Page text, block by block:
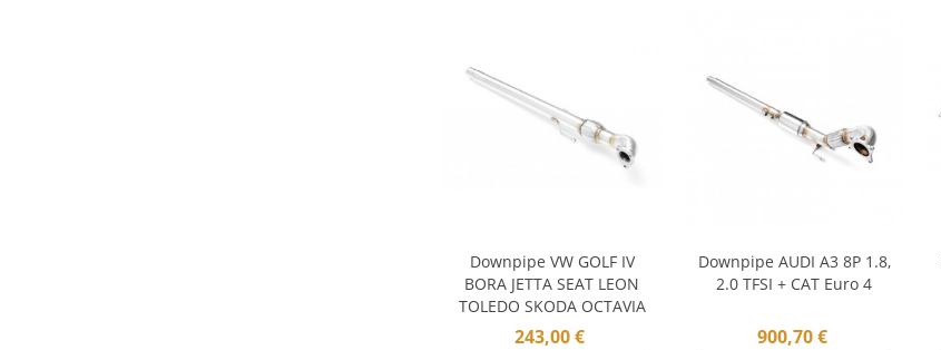
Į krepšelį
Downpipe VW GOLF IV
BORA JETTA SEAT LEON
TOLEDO SKODA OCTAVIA
AUDI A3
243,00 €
Į krepšelį
Downpipe AUDI A3 8P 1.8,
2.0 TFSI + CAT Euro 4
900,70 €